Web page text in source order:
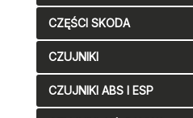
CZĘŚCI SKODA
CZUJNIKI
CZUJNIKI ABS I ESP